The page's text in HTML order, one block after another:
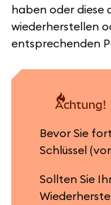
haben oder diese
wiederherstellen
entsprechenden
achtung!
Bevor Sie
Schlüssel
Sollten Sie